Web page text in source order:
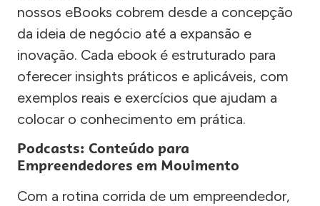
nossos eBooks cobrem desde a concepção
da ideia de negócio até a expansão e
inovação. Cada ebook é estruturado para
oferecer insights práticos e aplicáveis, com
exemplos reais e exercícios que ajudam a
colocar o conhecimento em prática.
Podcasts: Conteúdo para
Empreendedores em Movimento
Com a rotina corrida de um empreendedor,